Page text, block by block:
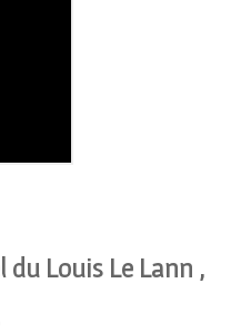
du Louis Le Lann ,